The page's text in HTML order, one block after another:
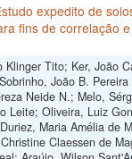
expedito de
fins de correlação
Klinger Tito; Ker, João
João B. Pereira
Neide N.; Melo,
Leite; Oliveira, Luiz
Maria Amélia de
Claessen de